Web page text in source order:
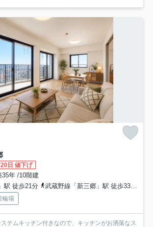
日 値下げ
年 /10階建
駅 徒歩21分
武蔵野線「新三郷」駅 徒歩33分
輪場
テムキッチン付きなので、キッチンがお洒落なス